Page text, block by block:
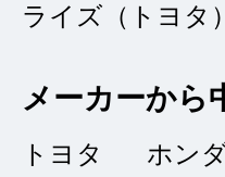
ライズ（トヨタ
メーカーから
トヨタ ホン